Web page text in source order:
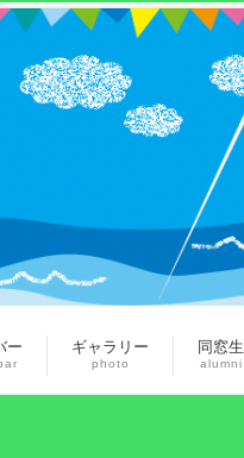
ー ギャラリー
photo
同窓生
alumni